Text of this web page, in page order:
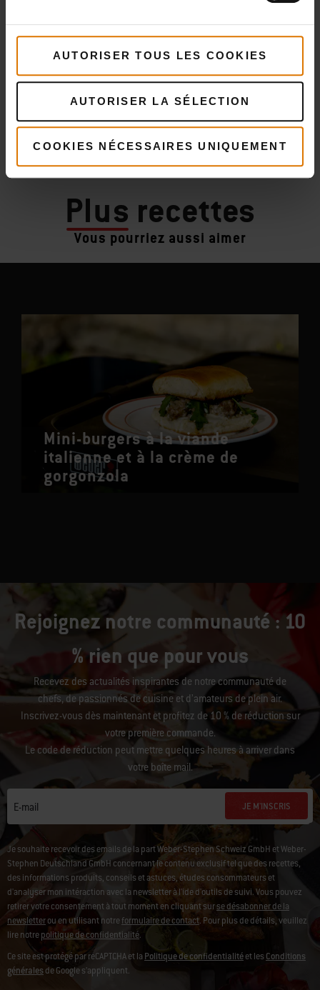
AUTORISER TOUS LES COOKIES
AUTORISER LA SÉLECTION
COOKIES NÉCESSAIRES UNIQUEMENT
Plus recettes
Vous pourriez aussi aimer
Mini-burgers à la viande
italienne et à la crème de
gorgonzola
Rejoignez notre communauté : 10
% rien que pour vous
Recevez des actualités inspirantes de notre communauté de
chefs, de passionnés de cuisine et d’amateurs de plein air.
Inscrivez-vous dès maintenant et profitez de 10 % de réduction sur
votre première commande.
Le code de réduction peut mettre quelques heures à arriver dans
votre boîte mail.
E-mail JE M'INSCRIS
Je souhaite recevoir des emails de la part Weber-Stephen Schweiz GmbH et Weber-
Stephen Deutschland GmbH concernant le contenu exclusif tel que des recettes,
des informations produits, conseils et astuces, études consommateurs et
d'analyser mon intéraction avec la newsletter à l'ide d'outils de suivi. Vous pouvez
retirer votre consentement à tout moment en cliquant surse désabonner de la
newsletterou en utilisant notreformulaire de contact. Pour plus de détails, veuillez
lire notrepolitique de confidentialité.
Ce site est protégé par reCAPTCHA et la Politique de confidentialitéet lesConditions
généralesde Google s’appliquent.